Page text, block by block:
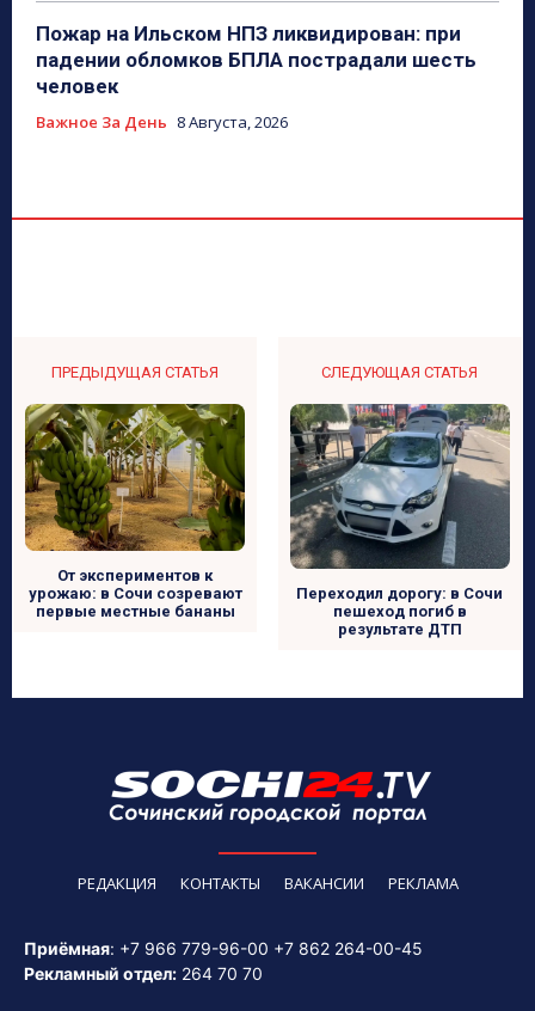
Пожар на Ильском НПЗ ликвидирован: при
падении обломков БПЛА пострадали шесть
человек
Важное За День 8 Августа, 2026
ПРЕДЫДУЩАЯ СТАТЬЯ
От экспериментов к
урожаю: в Сочи созревают
первые местные бананы
СЛЕДУЮЩАЯ СТАТЬЯ
Переходил дорогу: в Сочи
пешеход погиб в
результате ДТП
РЕДАКЦИЯ КОНТАКТЫ ВАКАНСИИ РЕКЛАМА
Приёмная: +7 966 779-96-00 +7 862 264-00-45
Рекламный отдел: 264 70 70